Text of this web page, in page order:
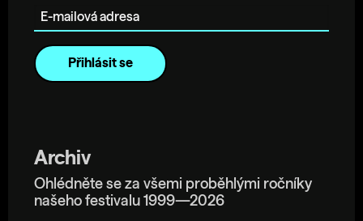
Archiv
Ohlédněte se za všemi proběhlými ročníky
našeho festivalu 1999—2026